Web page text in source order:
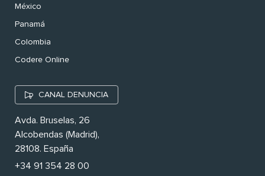
México
Panamá
Colombia
Codere Online
CANAL DENUNCIA
Avda. Bruselas, 26
Alcobendas (Madrid),
28108. España
+34 91 354 28 00